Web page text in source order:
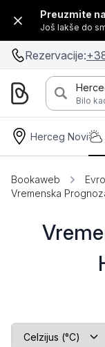
Preuzmite
Još lakše do
Rezervacije:
Bilo
Herceg Novi
Bookaweb
Vremenska